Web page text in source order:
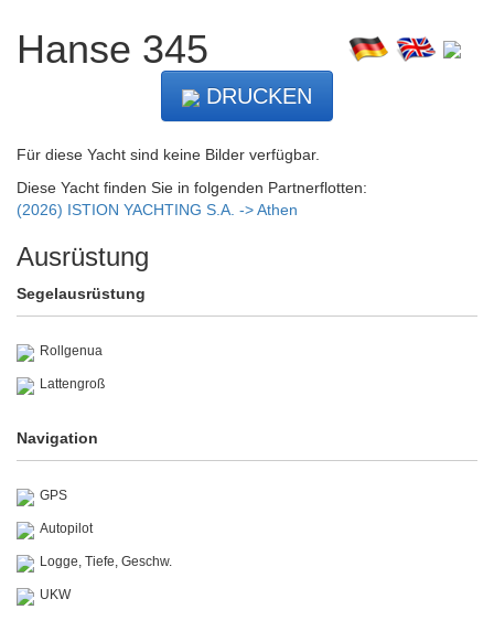
Hanse 345
DRUCKEN
Für diese Yacht sind keine Bilder verfügbar.
Diese Yacht finden Sie in folgenden Partnerflotten:
(2026) ISTION YACHTING S.A. -> Athen
Ausrüstung
Segelausrüstung
Rollgenua
Lattengroß
Navigation
GPS
Autopilot
Logge, Tiefe, Geschw.
UKW